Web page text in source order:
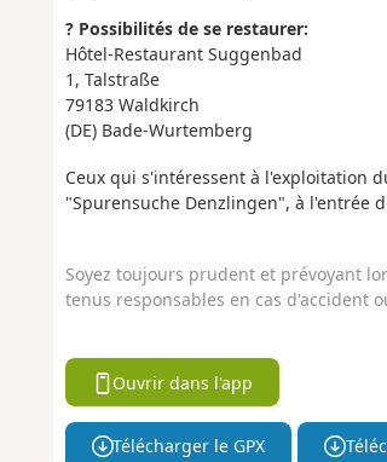
?️ Possibilités de se restaurer:
Hôtel-Restaurant Suggenbad
1, Talstraße
79183 Waldkirch
(DE) Bade-Wurtemberg
Ceux qui s'intéressent à l'exploitation
"Spurensuche Denzlingen", à l'entrée
Soyez toujours prudent et prévoyant
tenus responsables en cas d'accident
Ouvrir dans l'app
Télécharger le GPX